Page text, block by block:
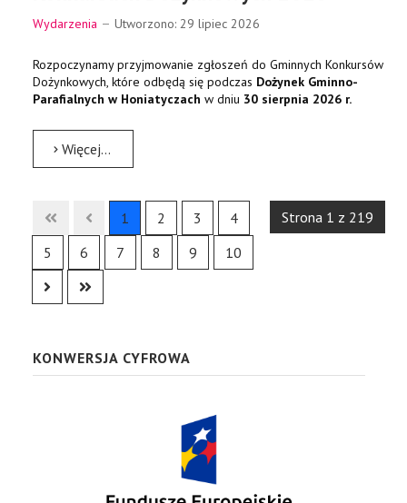
Wydarzenia Utworzono: 29 lipiec 2026
Rozpoczynamy przyjmowanie zgłoszeń do Gminnych Konkursów
Dożynkowych, które odbędą się podczas Dożynek Gminno-
Parafialnych w Honiatyczach w dniu 30 sierpnia 2026 r.
Więcej…
Strona 1 z 219
1 2 3
4
5
6 7 8 9 10
KONWERSJA CYFROWA